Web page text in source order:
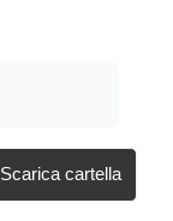
Scarica cartella